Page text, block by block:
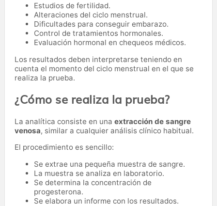
Estudios de fertilidad.
Alteraciones del ciclo menstrual.
Dificultades para conseguir embarazo.
Control de tratamientos hormonales.
Evaluación hormonal en chequeos médicos.
Los resultados deben interpretarse teniendo en
cuenta el momento del ciclo menstrual en el que se
realiza la prueba.
¿Cómo se realiza la prueba?
La analítica consiste en una extracción de sangre
venosa, similar a cualquier análisis clínico habitual.
El procedimiento es sencillo:
Se extrae una pequeña muestra de sangre.
La muestra se analiza en laboratorio.
Se determina la concentración de
progesterona.
Se elabora un informe con los resultados.